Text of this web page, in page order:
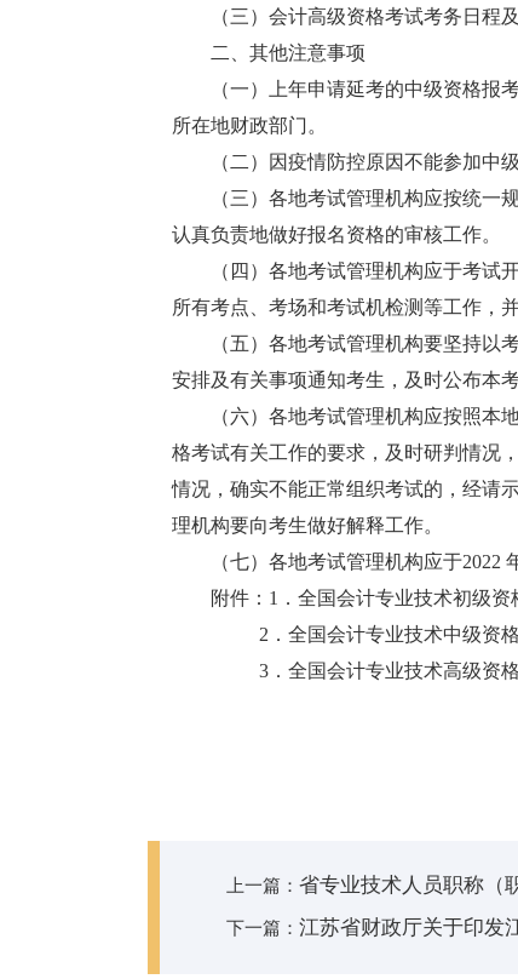
（三）会计高级资格考试考务日程
二、其他注意事项
（一）上年申请延考的中级资格
所在地财政部门。
（二）因疫情防控原因不能参加中
（三）各地考试管理机构应按统一
认真负责地做好报名资格的审核工作。
（四）各地考试管理机构应于考试
所有考点、考场和考试机检测等工作，
（五）各地考试管理机构要坚持
安排及有关事项通知考生，及时公布本
（六）各地考试管理机构应按照
格考试有关工作的要求，及时研判情况
情况，确实不能正常组织考试的，经请
理机构要向考生做好解释工作。
（七）各地考试管理机构应于2022
附件：1．全国会计专业技术初级
2．全国会计专业技术中级资格
3．全国会计专业技术高级资格
上一篇： 省专业技术人员职称（
下一篇： 江苏省财政厅关于印发